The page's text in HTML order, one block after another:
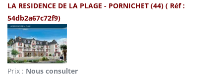
LA RESIDENCE DE LA PLAGE - PORNICHET (44) ( Réf :
54db2a67c72f9)
Prix : Nous consulter